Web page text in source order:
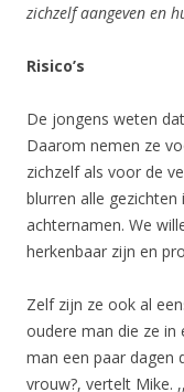
zichzelf aangeven en
Risico’s
De jongens weten
Daarom nemen ze
zichzelf als voor de
blurren alle
achternamen. We
herkenbaar zijn en
Zelf zijn ze ook al
oudere man die ze in
man een paar dagen
vrouw?, vertelt Mike.